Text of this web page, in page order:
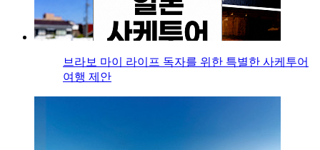
브라보 마이 라이프 독자를 위한 특별한 사케투어
여행 제안